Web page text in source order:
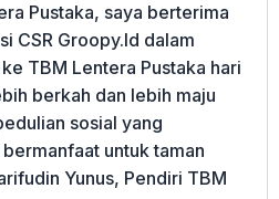
Pustaka, saya berterima
CSR Groopy.Id dalam
TBM Lentera Pustaka hari
berkah dan lebih maju
sosial yang
untuk taman
Yunus, Pendiri TBM